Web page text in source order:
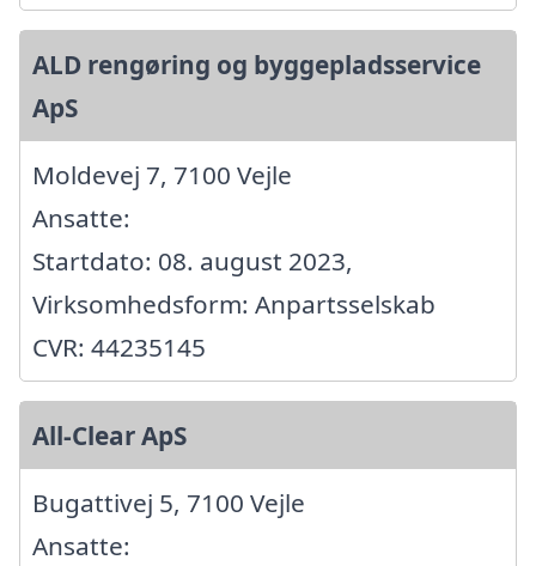
ALD rengøring og byggepladsservice
ApS
Moldevej 7, 7100 Vejle
Ansatte:
Startdato: 08. august 2023,
Virksomhedsform: Anpartsselskab
CVR: 44235145
All-Clear ApS
Bugattivej 5, 7100 Vejle
Ansatte: